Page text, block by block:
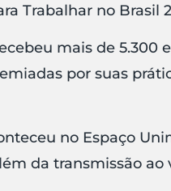
Trabalhar no
mais de 5.300
por suas
no Espaço
da transmissão ao